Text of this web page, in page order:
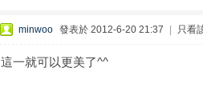
minwoo 發表於 2012-6-20 21:37 只看
這一就可以更美了^^